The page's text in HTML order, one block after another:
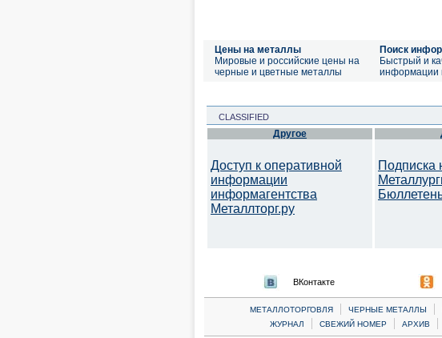
Цены на металлы
Мировые и российские цены на
черные и цветные металлы
Поиск
Быстрый и
информации
CLASSIFIED
Другое
Доступ к оперативной
информации
информагентства
Металлторг.ру
Подписка
ВКонтакте
МЕТАЛЛОТОРГОВЛЯ | ЧЕРНЫЕ МЕТАЛЛЫ |
ЖУРНАЛ
| СВЕЖИЙ НОМЕР | АРХИВ |